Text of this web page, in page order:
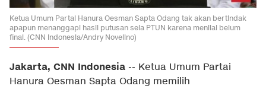
Ketua Umum Partai Hanura Oesman Sapta Odang tak akan bertindak
apapun menanggapi hasil putusan sela PTUN karena menilai belum
final. (CNN Indonesia/Andry Novelino)
Jakarta, CNN Indonesia -- Ketua Umum Partai
Hanura Oesman Sapta Odang memilih